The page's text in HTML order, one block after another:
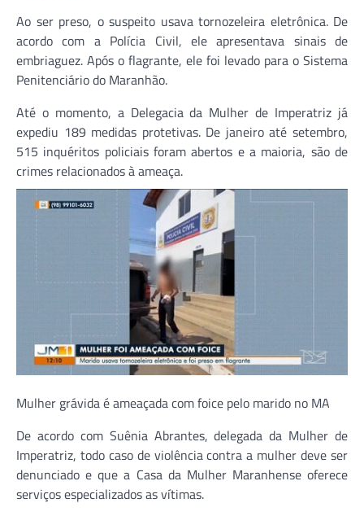
Ao ser preso, o suspeito usava tornozeleira eletrônica. De
acordo com a Polícia Civil, ele apresentava sinais de
embriaguez. Após o flagrante, ele foi levado para o Sistema
Penitenciário do Maranhão.
Até o momento, a Delegacia da Mulher de Imperatriz já
expediu 189 medidas protetivas. De janeiro até setembro,
515 inquéritos policiais foram abertos e a maioria, são de
crimes relacionados à ameaça.
Mulher grávida é ameaçada com foice pelo marido no MA
De acordo com Suênia Abrantes, delegada da Mulher de
Imperatriz, todo caso de violência contra a mulher deve ser
denunciado e que a Casa da Mulher Maranhense oferece
serviços especializados as vítimas.